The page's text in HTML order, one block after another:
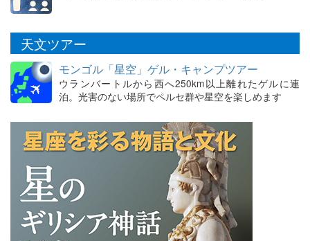
天文ツアー
モンゴル「星空」ゲル・キャンプツアー
ウランバートルから西へ250km以上離れたゲルに連
泊。光害のない場所でペルセ群や星空を楽しめます